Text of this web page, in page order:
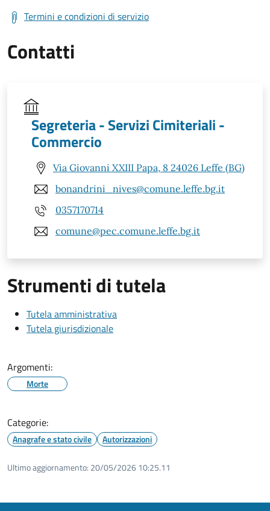
Termini e condizioni di servizio
Contatti
Segreteria - Servizi Cimiteriali -
Commercio
Via Giovanni XXIII Papa, 8 24026 Leffe (BG)
bonandrini_nives@comune.leffe.bg.it
0357170714
comune@pec.comune.leffe.bg.it
Strumenti di tutela
Tutela amministrativa
Tutela giurisdizionale
Argomenti:
Morte
Categorie:
Anagrafe e stato civile Autorizzazioni
Ultimo aggiornamento: 20/05/2026 10:25.11